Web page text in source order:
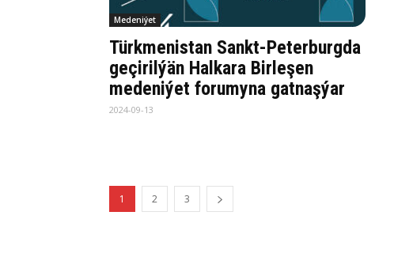
Medeniýet
Türkmenistan Sankt-Peterburgda
geçirilýän Halkara Birleşen
medeniýet forumyna gatnaşýar
2024-09-13
1 2 3